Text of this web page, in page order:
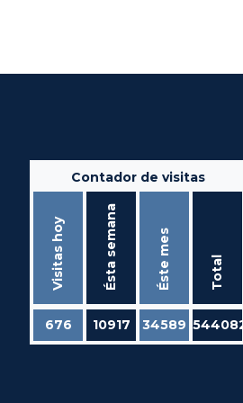
Contador de visitas
Visitas hoy Ésta semana Éste mes Total
676 10917 34589 544082